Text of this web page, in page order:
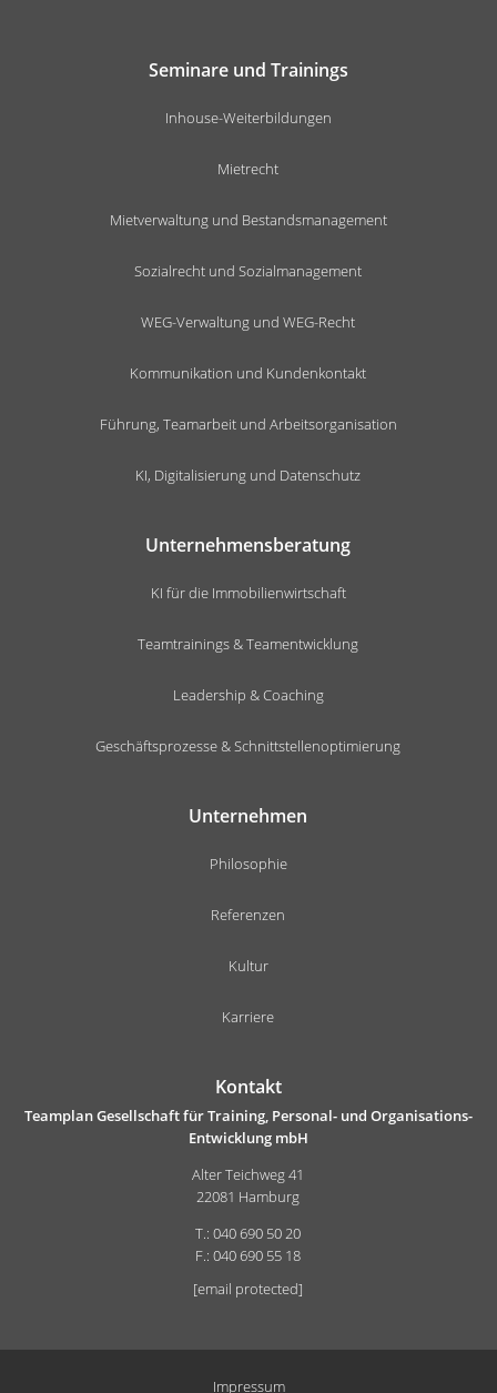
Seminare und Trainings
Inhouse-Weiterbildungen
Mietrecht
Mietverwaltung und Bestandsmanagement
Sozialrecht und Sozialmanagement
WEG-Verwaltung und WEG-Recht
Kommunikation und Kundenkontakt
Führung, Teamarbeit und Arbeitsorganisation
KI, Digitalisierung und Datenschutz
Unternehmensberatung
KI für die Immobilienwirtschaft
Teamtrainings & Teamentwicklung
Leadership & Coaching
Geschäftsprozesse & Schnittstellenoptimierung
Unternehmen
Philosophie
Referenzen
Kultur
Karriere
Kontakt
Teamplan Gesellschaft für Training, Personal- und Organisations-
Entwicklung mbH
Alter Teichweg 41
22081 Hamburg
T.: 040 690 50 20
F.: 040 690 55 18
[email protected]
Impressum